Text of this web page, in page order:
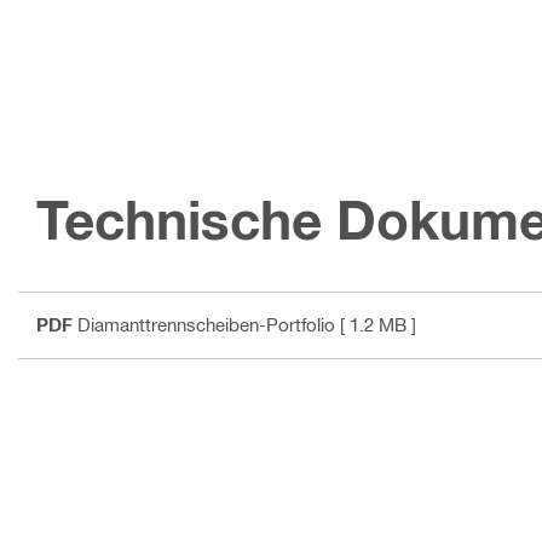
Technische
PDF Diamanttrennscheiben-Portfolio [ 1.2 MB ]